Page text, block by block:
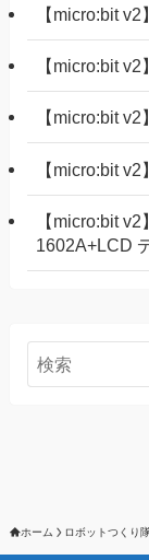
【micro:bit
【micro:bit
【micro:bit
【micro:bit
【micro:bit
1602A+LCD
ホーム ロボットつくり隊